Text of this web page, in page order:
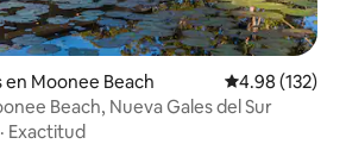
en Moonee Beach Calificación
4.98 (132)
Beach, Nueva Gales del Sur
· Exactitud